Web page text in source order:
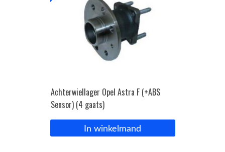
Achterwiellager Opel Astra F (+ABS
Sensor) (4 gaats)
In winkelmand